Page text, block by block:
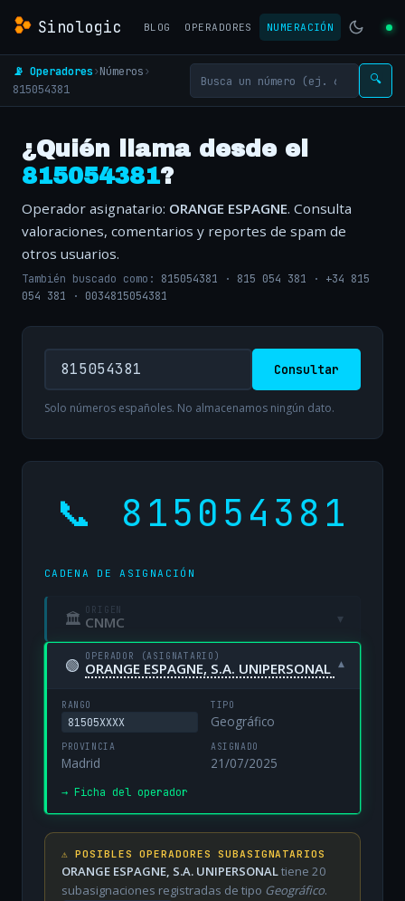
Sinologic BLOG OPERADORES NUMERACIÓN
📡 Operadores›Números›
815054381
🔍
¿Quién llama desde el
815054381?
Operador asignatario: ORANGE ESPAGNE. Consulta
valoraciones, comentarios y reportes de spam de
otros usuarios.
También buscado como: 815054381 · 815 054 381 · +34 815
054 381 · 0034815054381
Consultar
Solo números españoles. No almacenamos ningún dato.
📞 815054381
CADENA DE ASIGNACIÓN
🏛 ORIGEN
CNMC ▾
🟢 OPERADOR (ASIGNATARIO)
ORANGE ESPAGNE, S.A. UNIPERSONAL ▾
RANGO
81505XXXX
TIPO
Geográfico
PROVINCIA
Madrid
ASIGNADO
21/07/2025
→ Ficha del operador
⚠️ POSIBLES OPERADORES SUBASIGNATARIOS
ORANGE ESPAGNE, S.A. UNIPERSONALtiene 20
subasignaciones registradas de tipo Geográfico.